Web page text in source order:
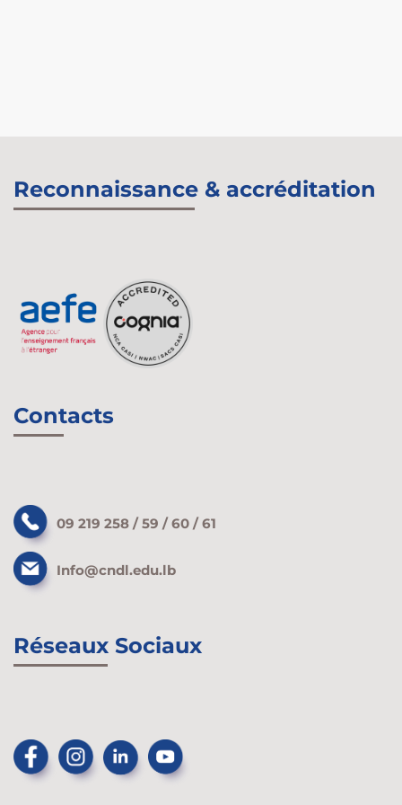
Reconnaissance & accréditation
Contacts
09 219 258 / 59 / 60 / 61
Info@cndl.edu.lb
Réseaux Sociaux